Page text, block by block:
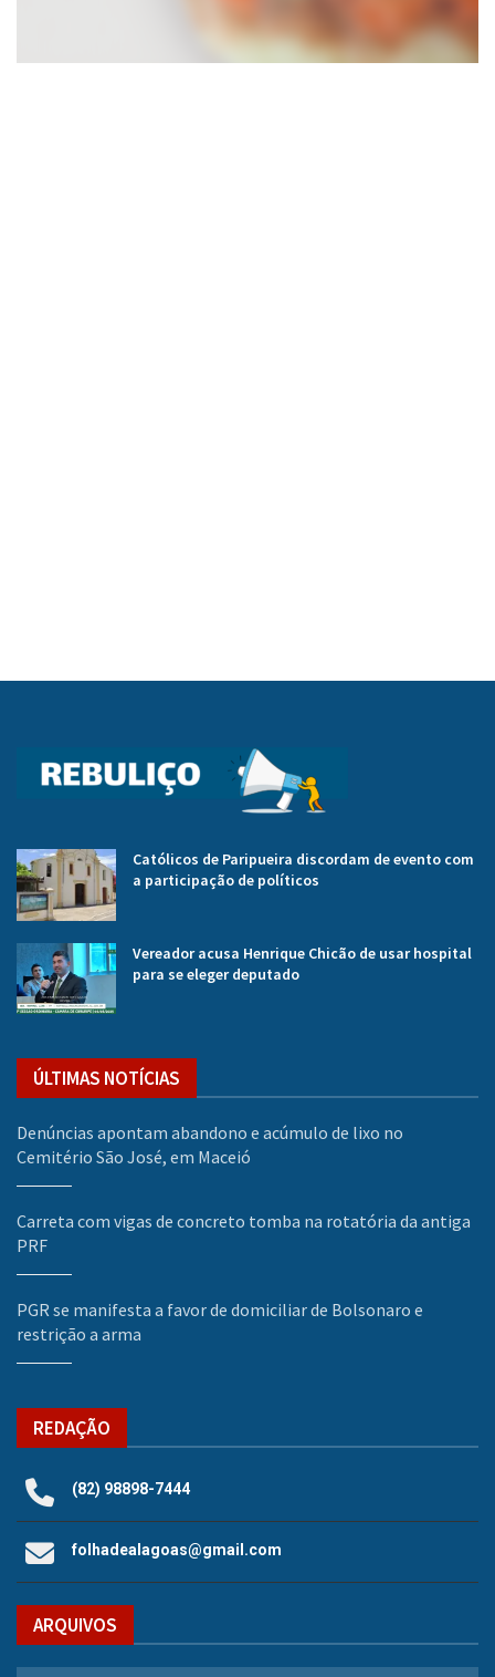
Católicos de Paripueira discordam de evento com
a participação de políticos
Vereador acusa Henrique Chicão de usar hospital
para se eleger deputado
ÚLTIMAS NOTÍCIAS
Denúncias apontam abandono e acúmulo de lixo no
Cemitério São José, em Maceió
Carreta com vigas de concreto tomba na rotatória da antiga
PRF
PGR se manifesta a favor de domiciliar de Bolsonaro e
restrição a arma
REDAÇÃO
(82) 98898-7444
folhadealagoas@gmail.com
ARQUIVOS